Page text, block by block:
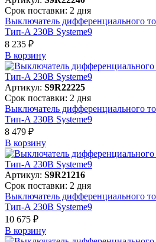
Срок поставки: 2 дня
Выключатель дифференциального
Тип-A 230В Systeme9
8 235 ₽
В корзинy
Артикул: S9R22225
Срок поставки: 2 дня
Выключатель дифференциального
Тип-A 230В Systeme9
8 479 ₽
В корзинy
Артикул: S9R21216
Срок поставки: 2 дня
Выключатель дифференциального
Тип-A 230В Systeme9
10 675 ₽
В корзинy